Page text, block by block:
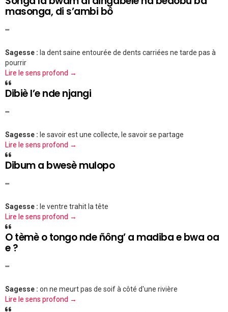
masonga, di s’ambi bô
""
Sagesse : la dent saine entourée de dents carriées ne tarde pas à
pourrir
Lire le sens profond →
Dibiè l’e nde njangi
""
Sagesse : le savoir est une collecte, le savoir se partage
Lire le sens profond →
Dibum a bwesè mulopo
""
Sagesse : le ventre trahit la tête
Lire le sens profond →
O tèmè o tongo nde ñông’ a madiba e bwa oa
e ?
""
Sagesse : on ne meurt pas de soif à côté d'une rivière
Lire le sens profond →